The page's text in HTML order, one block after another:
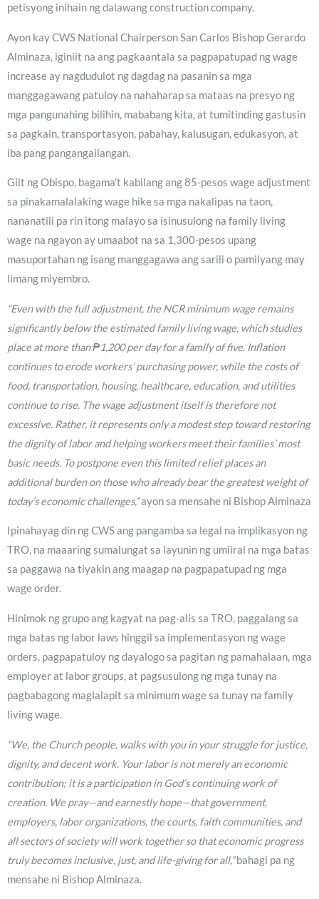
petisyong inihain ng dalawang construction company.
Ayon kay CWS National Chairperson San Carlos Bishop Gerardo
Alminaza, iginiit na ang pagkaantala sa pagpapatupad ng wage
increase ay nagdudulot ng dagdag na pasanin sa mga
manggagawang patuloy na nahaharap sa mataas na presyo ng
mga pangunahing bilihin, mababang kita, at tumitinding gastusin
sa pagkain, transportasyon, pabahay, kalusugan, edukasyon, at
iba pang pangangailangan.
Giit ng Obispo, bagama’t kabilang ang 85-pesos wage adjustment
sa pinakamalalaking wage hike sa mga nakalipas na taon,
nananatili pa rin itong malayo sa isinusulong na family living
wage na ngayon ay umaabot na sa 1,300-pesos upang
masuportahan ng isang manggagawa ang sarili o pamilyang may
limang miyembro.
“Even with the full adjustment, the NCR minimum wage remains
significantly below the estimated family living wage, which studies
place at more than ₱1,200 per day for a family of five. Inflation
continues to erode workers’ purchasing power, while the costs of
food, transportation, housing, healthcare, education, and utilities
continue to rise. The wage adjustment itself is therefore not
excessive. Rather, it represents only a modest step toward restoring
the dignity of labor and helping workers meet their families’ most
basic needs. To postpone even this limited relief places an
additional burden on those who already bear the greatest weight of
today’s economic challenges,”ayon sa mensahe ni Bishop Alminaza
Ipinahayag din ng CWS ang pangamba sa legal na implikasyon ng
TRO, na maaaring sumalungat sa layunin ng umiiral na mga batas
sa paggawa na tiyakin ang maagap na pagpapatupad ng mga
wage order.
Hinimok ng grupo ang kagyat na pag-alis sa TRO, paggalang sa
mga batas ng labor laws hinggil sa implementasyon ng wage
orders, pagpapatuloy ng dayalogo sa pagitan ng pamahalaan, mga
employer at labor groups, at pagsusulong ng mga tunay na
pagbabagong maglalapit sa minimum wage sa tunay na family
living wage.
“We, the Church people, walks with you in your struggle for justice,
dignity, and decent work. Your labor is not merely an economic
contribution; it is a participation in God’s continuing work of
creation. We pray—and earnestly hope—that government,
employers, labor organizations, the courts, faith communities, and
all sectors of society will work together so that economic progress
truly becomes inclusive, just, and life-giving for all,”bahagi pa ng
mensahe ni Bishop Alminaza.